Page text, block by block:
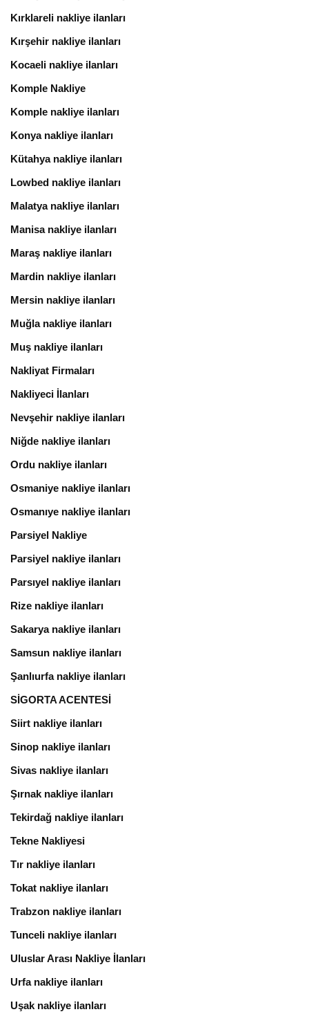
Kırklareli nakliye ilanları
Kırşehir nakliye ilanları
Kocaeli nakliye ilanları
Komple Nakliye
Komple nakliye ilanları
Konya nakliye ilanları
Kütahya nakliye ilanları
Lowbed nakliye ilanları
Malatya nakliye ilanları
Manisa nakliye ilanları
Maraş nakliye ilanları
Mardin nakliye ilanları
Mersin nakliye ilanları
Muğla nakliye ilanları
Muş nakliye ilanları
Nakliyat Firmaları
Nakliyeci İlanları
Nevşehir nakliye ilanları
Niğde nakliye ilanları
Ordu nakliye ilanları
Osmaniye nakliye ilanları
Osmanıye nakliye ilanları
Parsiyel Nakliye
Parsiyel nakliye ilanları
Parsıyel nakliye ilanları
Rize nakliye ilanları
Sakarya nakliye ilanları
Samsun nakliye ilanları
Şanlıurfa nakliye ilanları
SİGORTA ACENTESİ
Siirt nakliye ilanları
Sinop nakliye ilanları
Sivas nakliye ilanları
Şırnak nakliye ilanları
Tekirdağ nakliye ilanları
Tekne Nakliyesi
Tır nakliye ilanları
Tokat nakliye ilanları
Trabzon nakliye ilanları
Tunceli nakliye ilanları
Uluslar Arası Nakliye İlanları
Urfa nakliye ilanları
Uşak nakliye ilanları